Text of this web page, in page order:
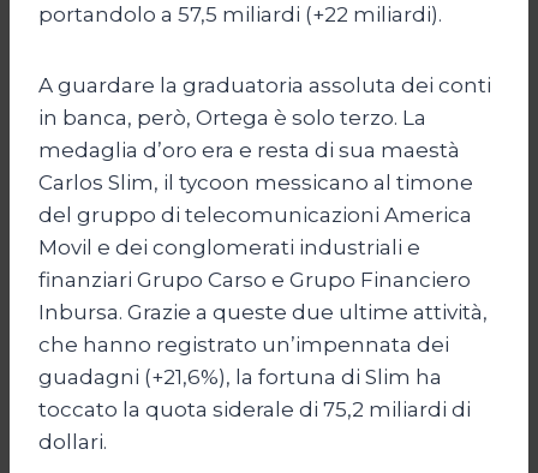
portandolo a 57,5 miliardi (+22 miliardi).
A guardare la graduatoria assoluta dei conti
in banca, però, Ortega è solo terzo. La
medaglia d’oro era e resta di sua maestà
Carlos Slim, il tycoon messicano al timone
del gruppo di telecomunicazioni America
Movil e dei conglomerati industriali e
finanziari Grupo Carso e Grupo Financiero
Inbursa. Grazie a queste due ultime attività,
che hanno registrato un’impennata dei
guadagni (+21,6%), la fortuna di Slim ha
toccato la quota siderale di 75,2 miliardi di
dollari.